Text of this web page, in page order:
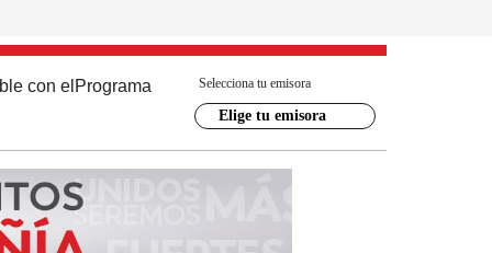
con el Programa Selecciona tu emisora
Elige tu emisora